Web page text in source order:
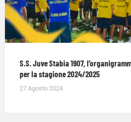
S.S. Juve Stabia 1907,
per la stagione 2024/2025
27 Agosto 2024